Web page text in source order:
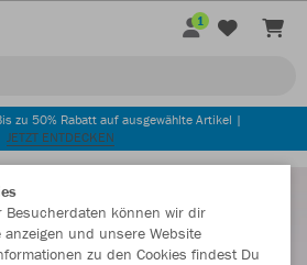
1
zu 50% Rabatt auf ausgewählte Artikel |
JETZT ENTDECKEN
Besucherdaten können wir dir
und unsere Website
zu den Cookies findest Du